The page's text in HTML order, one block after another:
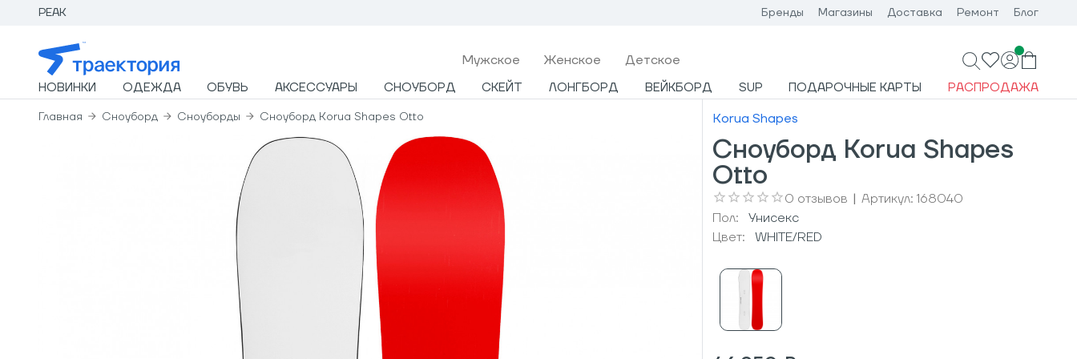
PEAK Бренды Магазины Доставка Ремонт Блог
Мужcкое Женское Детское
НОВИНКИ ОДЕЖДА ОБУВЬ АКСЕССУАРЫ СНОУБОРД СКЕЙТ ЛОНГБОРД ВЕЙКБОРД SUP ПОДАРОЧНЫЕ КАРТЫ РАСПРОДАЖА
Главная Сноуборд Сноуборды Сноуборд Korua Shapes Otto Korua Shapes
Сноуборд Korua Shapes
Otto
0 отзывов | Артикул: 168040
Пол:
Унисекс
Цвет:
WHITE/RED